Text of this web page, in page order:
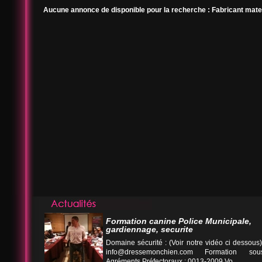
Aucune annonce de disponible pour la recherche : Fabricant
Formation canine Police Municipale,
gardiennage, securite
Domaine sécurité : (Voir notre vidéo ci
info@dressemonchien.com Formation